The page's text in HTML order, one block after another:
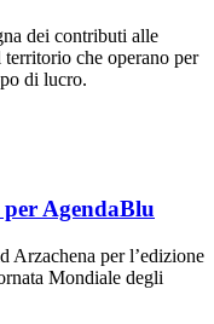
dei contributi alle
che operano per
di lucro.
AgendaBlu
Arzachena per l’edizione
Mondiale degli